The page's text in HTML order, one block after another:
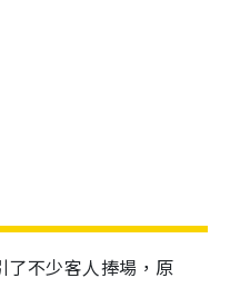
了不少客人捧場，原